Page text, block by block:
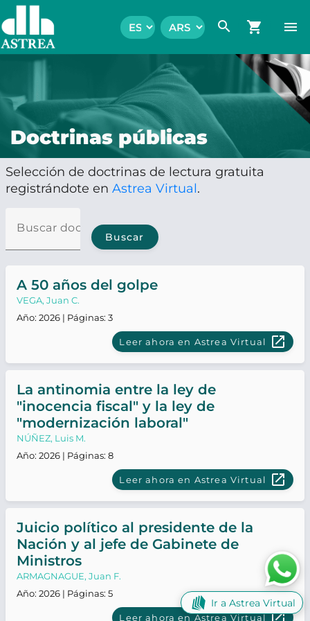
search shopping_cart menu
Doctrinas públicas
Selección de doctrinas de lectura gratuita
registrándote en Astrea Virtual.
Buscar doctrina
Buscar
A 50 años del golpe
VEGA, Juan C.
Año: 2026 | Páginas: 3
Leer ahora en Astrea Virtual launch
La antinomia entre la ley de
"inocencia fiscal" y la ley de
"modernización laboral"
NÚÑEZ, Luis M.
Año: 2026 | Páginas: 8
Leer ahora en Astrea Virtual launch
Juicio político al presidente de la
Nación y al jefe de Gabinete de
Ministros
ARMAGNAGUE, Juan F.
Año: 2026 | Páginas: 5
Leer ahora en Astrea Virtual launch
Ir a Astrea Virtual